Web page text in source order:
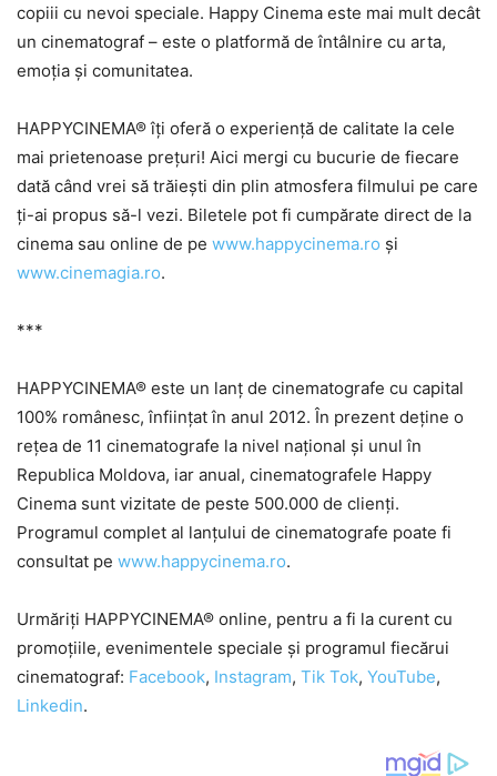
copiii cu nevoi speciale. Happy Cinema este mai mult decât
un cinematograf – este o platformă de întâlnire cu arta,
emoția și comunitatea.
HAPPYCINEMA® îți oferă o experiență de calitate la cele
mai prietenoase prețuri! Aici mergi cu bucurie de fiecare
dată când vrei să trăiești din plin atmosfera filmului pe care
ți-ai propus să-l vezi. Biletele pot fi cumpărate direct de la
cinema sau online de pe www.happycinema.ro și
www.cinemagia.ro.
***
HAPPYCINEMA® este un lanț de cinematografe cu capital
100% românesc, înființat în anul 2012. În prezent deține o
rețea de 11 cinematografe la nivel național și unul în
Republica Moldova, iar anual, cinematografele Happy
Cinema sunt vizitate de peste 500.000 de clienți.
Programul complet al lanțului de cinematografe poate fi
consultat pe www.happycinema.ro.
Urmăriți HAPPYCINEMA® online, pentru a fi la curent cu
promoțiile, evenimentele speciale și programul fiecărui
cinematograf: Facebook, Instagram, Tik Tok, YouTube,
Linkedin.